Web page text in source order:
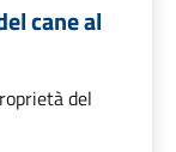
cane al
del